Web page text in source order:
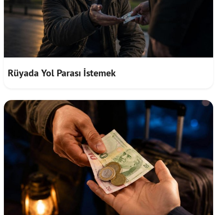
Rüyada Yol Parası İstemek